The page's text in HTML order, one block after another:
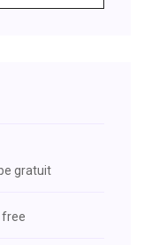
gratuit
free